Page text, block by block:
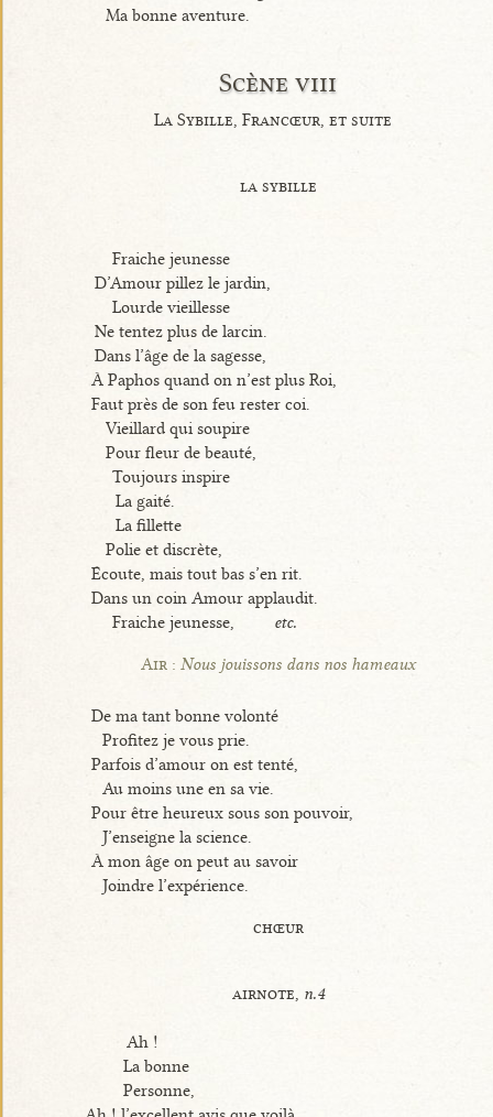
Ma bonne aventure.
Scène viii
La Sybille, Francœur, et suite
la sybille
Fraiche jeunesse
D’Amour pillez le jardin,
Lourde vieillesse
Ne tentez plus de larcin.
Dans l’âge de la sagesse,
À Paphos quand on n’est plus Roi,
Faut près de son feu rester coi.
Vieillard qui soupire
Pour fleur de beauté,
Toujours inspire
La gaité.
La fillette
Polie et discrète,
Écoute, mais tout bas s’en rit.
Dans un coin Amour applaudit.
Fraiche jeunesse,
etc.
Air : Nous jouissons dans nos hameaux
De ma tant bonne volonté
Profitez je vous prie.
Parfois d’amour on est tenté,
Au moins une en sa vie.
Pour être heureux sous son pouvoir,
J’enseigne la science.
À mon âge on peut au savoir
Joindre l’expérience.
chœur
airnote, n.4
Ah !
La bonne
Personne,